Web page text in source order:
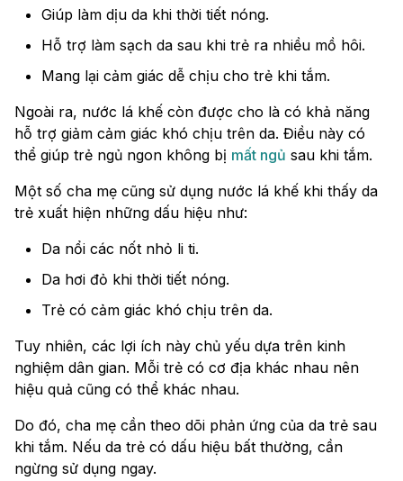
Giúp làm dịu da khi thời tiết nóng.
Hỗ trợ làm sạch da sau khi trẻ ra nhiều mồ hôi.
Mang lại cảm giác dễ chịu cho trẻ khi tắm.
Ngoài ra, nước lá khế còn được cho là có khả năng
hỗ trợ giảm cảm giác khó chịu trên da. Điều này có
thể giúp trẻ ngủ ngon không bị mất ngủ sau khi tắm.
Một số cha mẹ cũng sử dụng nước lá khế khi thấy da
trẻ xuất hiện những dấu hiệu như:
Da nổi các nốt nhỏ li ti.
Da hơi đỏ khi thời tiết nóng.
Trẻ có cảm giác khó chịu trên da.
Tuy nhiên, các lợi ích này chủ yếu dựa trên kinh
nghiệm dân gian. Mỗi trẻ có cơ địa khác nhau nên
hiệu quả cũng có thể khác nhau.
Do đó, cha mẹ cần theo dõi phản ứng của da trẻ sau
khi tắm. Nếu da trẻ có dấu hiệu bất thường, cần
ngừng sử dụng ngay.